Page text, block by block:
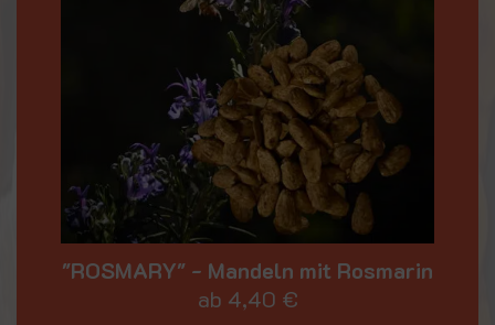
"ROSMARY" - Mandeln mit Rosmarin
ab 4,40 €